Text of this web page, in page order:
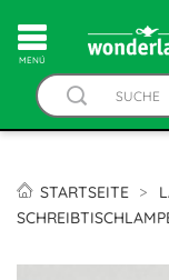
MENÚ
STARTSEITE